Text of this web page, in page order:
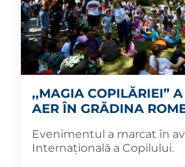
,,MAGIA COPILĂRIEI”
AER ÎN GRĂDINA
Evenimentul a marcat în
Internațională a Copilului.